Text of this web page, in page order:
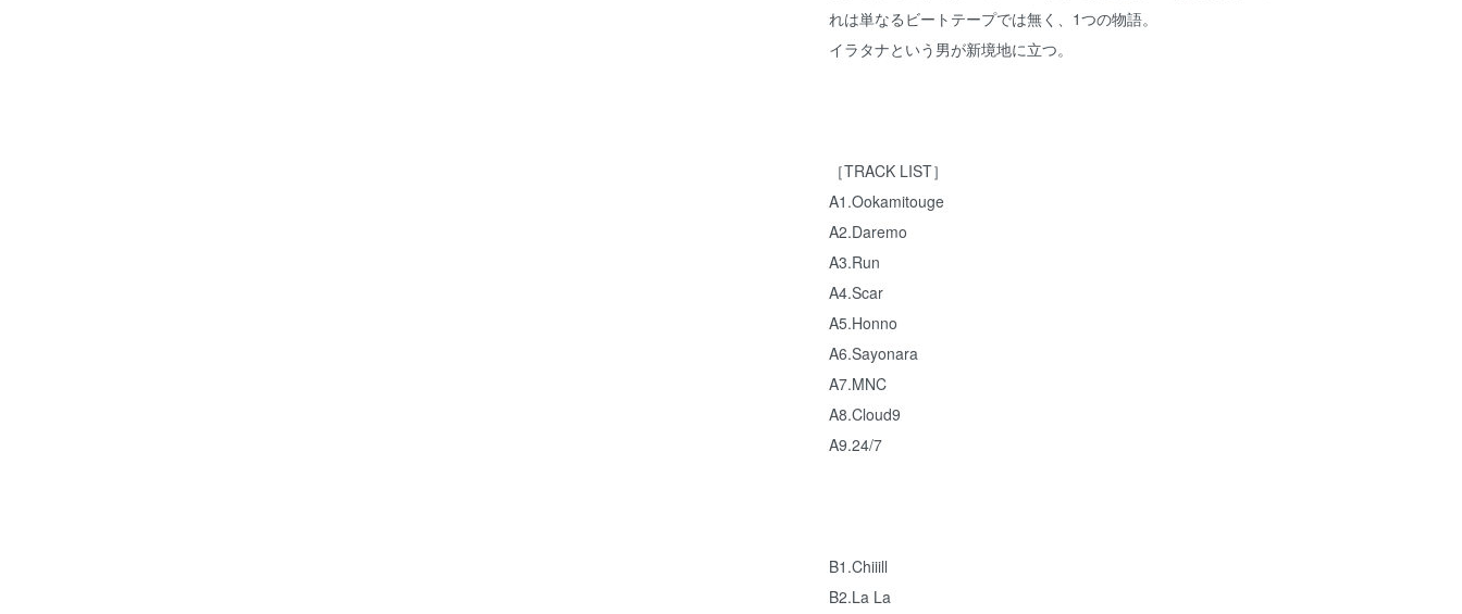
れは単なるビートテープでは無く、1つの物語。
イラタナという男が新境地に立つ。
［TRACK LIST］
A1.Ookamitouge
A2.Daremo
A3.Run
A4.Scar
A5.Honno
A6.Sayonara
A7.MNC
A8.Cloud9
A9.24/7
B1.Chiiill
B2.La La